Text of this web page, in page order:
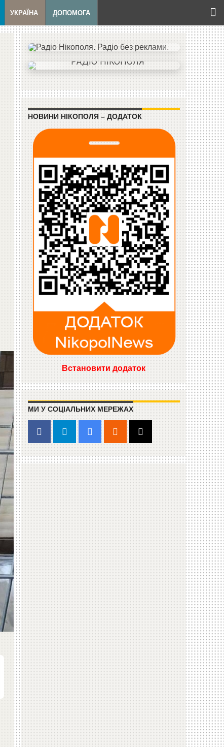
УКРАЇНА ДОПОМОГА
НОВИНИ НІКОПОЛЯ – ДОДАТОК
Встановити додаток
МИ У СОЦІАЛЬНИХ МЕРЕЖАХ